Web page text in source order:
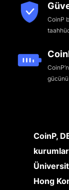
CoinP
CoinP,
Hong